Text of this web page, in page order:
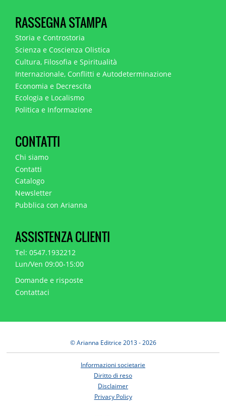
RASSEGNA STAMPA
Storia e Controstoria
Scienza e Coscienza Olistica
Cultura, Filosofia e Spiritualità
Internazionale, Conflitti e Autodeterminazione
Economia e Decrescita
Ecologia e Localismo
Politica e Informazione
CONTATTI
Chi siamo
Contatti
Catalogo
Newsletter
Pubblica con Arianna
ASSISTENZA CLIENTI
Tel: 0547.1932212
Lun/Ven 09:00-15:00
Domande e risposte
Contattaci
© Arianna Editrice 2013 - 2026
Informazioni societarie
Diritto di reso
Disclaimer
Privacy Policy